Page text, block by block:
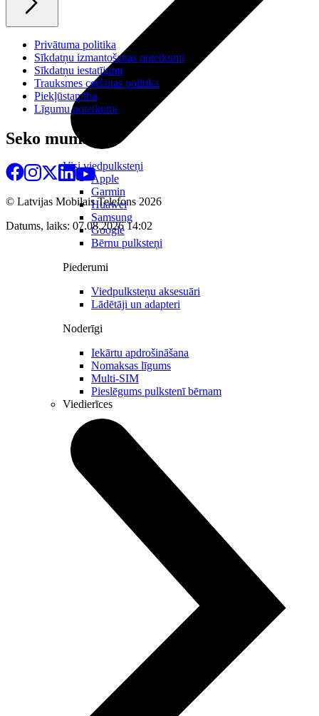
Visi viedpulksteņi
Apple
Garmin
Huawei
Samsung
Google
Bērnu pulksteņi
Piederumi
Viedpulksteņu aksesuāri
Lādētāji un adapteri
Noderīgi
Iekārtu apdrošināšana
Nomaksas līgums
Multi-SIM
Pieslēgums pulkstenī bērnam
Viedierīces
Privātuma politika
Sīkdatņu izmantošanas noteikumi
Sīkdatņu iestatījumi
Trauksmes celšanas politika
Piekļūstamība
Līgumu noteikumi
Seko mums
© Latvijas Mobilais Telefons 2026
Datums, laiks: 07.08.2026 14:02